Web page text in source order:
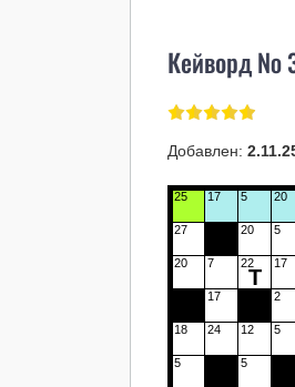
Кейворд №
Добавлен:
25 17 5 20
27 20 5
20 7 22
Т
17
17 2
18 24 12 5
5 5